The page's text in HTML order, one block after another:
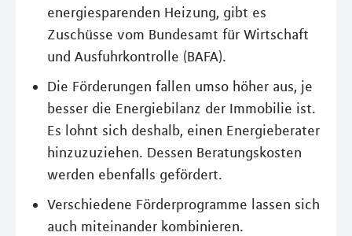
energiesparenden Heizung, gibt es
Zuschüsse vom Bundesamt für Wirtschaft
und Ausfuhrkontrolle (BAFA).
Die Förderungen fallen umso höher aus, je
besser die Energiebilanz der Immobilie ist.
Es lohnt sich deshalb, einen Energieberater
hinzuzuziehen. Dessen Beratungskosten
werden ebenfalls gefördert.
Verschiedene Förderprogramme lassen sich
auch miteinander kombinieren.